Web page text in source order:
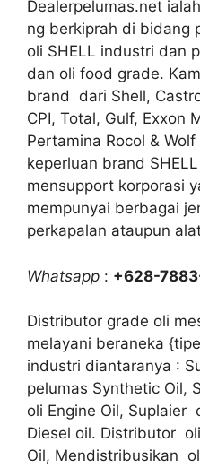
Dealerpelumas.net
ng berkiprah di bidang
oli SHELL industri dan
dan oli food grade.
brand dari Shell,
CPI, Total, Gulf, Exxon
Pertamina Rocol &
keperluan brand
mensupport korporasi
mempunyai berbagai
perkapalan ataupun
Whatsapp : +628-
Distributor grade oli
melayani beraneka
industri diantaranya :
pelumas Synthetic Oil,
oli Engine Oil, Suplaier
Diesel oil. Distributor
Oil, Mendistribusikan